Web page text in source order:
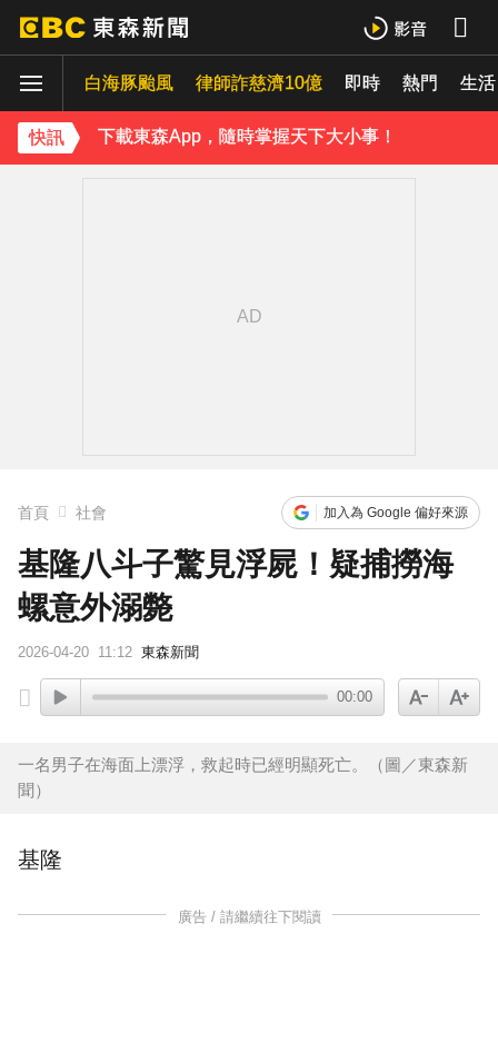
白海豚颱風 律師詐慈濟10億 即時 熱門 生活
快訊
下載東森App，隨時掌握天下大小事！
首頁 社會 加入為 Google 偏好來源
基隆八斗子驚見浮屍！疑捕撈海
螺意外溺斃
2026-04-20 11:12 東森新聞
00:00
一名男子在海面上漂浮，救起時已經明顯死亡。（圖／東森新
聞）
基隆
廣告 / 請繼續往下閱讀